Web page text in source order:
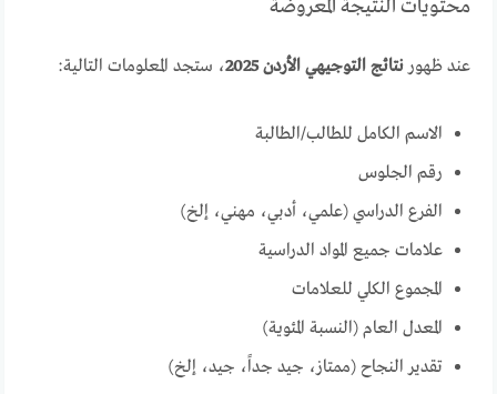
محتويات النتيجة المعروضة
عند ظهورنتائج التوجيهي الأردن 2025 ، ستجد المعلومات التالية:
الاسم الكامل للطالب/الطالبة
رقم الجلوس
الفرع الدراسي (علمي، أدبي، مهني، إلخ)
علامات جميع المواد الدراسية
المجموع الكلي للعلامات
المعدل العام (النسبة المئوية)
تقدير النجاح (ممتاز، جيد جداً، جيد، إلخ)